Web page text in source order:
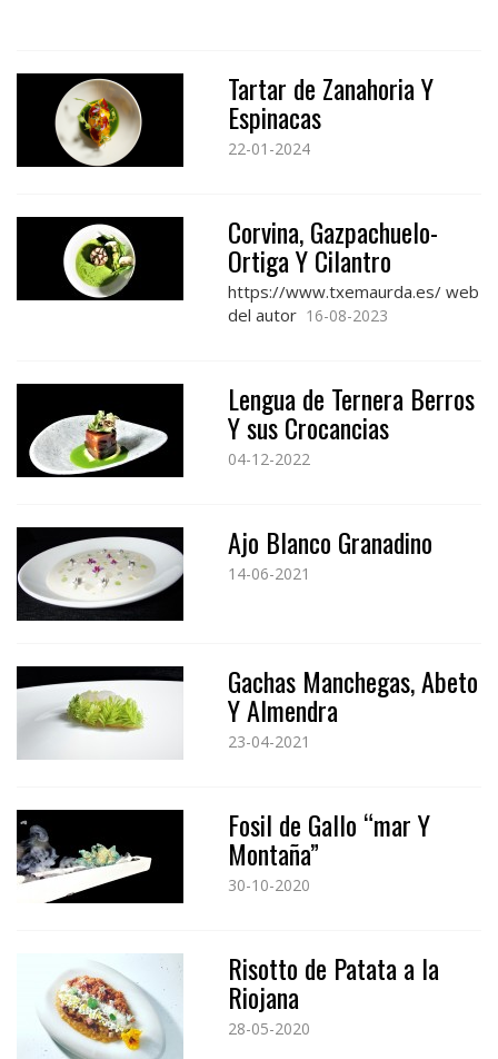
Tartar de Zanahoria Y
Espinacas
22-01-2024
Corvina, Gazpachuelo-
Ortiga Y Cilantro
https://www.txemaurda.es/ web
del autor 16-08-2023
Lengua de Ternera Berros
Y sus Crocancias
04-12-2022
Ajo Blanco Granadino
14-06-2021
Gachas Manchegas, Abeto
Y Almendra
23-04-2021
Fosil de Gallo “mar Y
Montaña”
30-10-2020
Risotto de Patata a la
Riojana
28-05-2020